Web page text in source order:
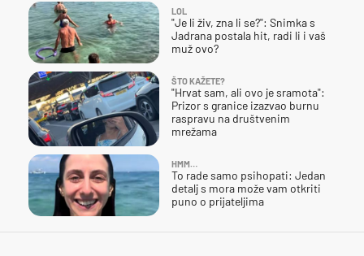
LOL
"Je li živ, zna li se?": Snimka s
Jadrana postala hit, radi li i vaš
muž ovo?
ŠTO KAŽETE?
"Hrvat sam, ali ovo je sramota":
Prizor s granice izazvao burnu
raspravu na društvenim
mrežama
HMM…
To rade samo psihopati: Jedan
detalj s mora može vam otkriti
puno o prijateljima